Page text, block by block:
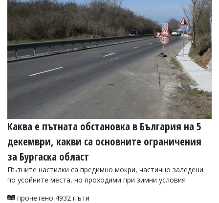
Каква е пътната обстановка в България на 5
декември, какви са основните ограничения
за Бургаска област
Пътните настилки са предимно мокри, частично заледени
по усойните места, но проходими при зимни условия
прочетено 4932 пъти